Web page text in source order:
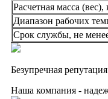
Расчетная масса (вес),
Диапазон рабочих
Срок службы, не
Безупречная репутация
Наша компания -